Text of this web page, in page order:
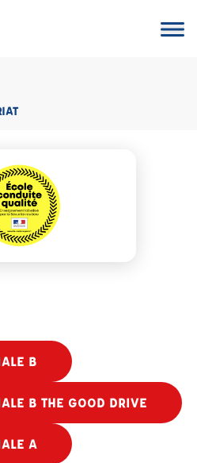
B
B THE GOOD DRIVE
A